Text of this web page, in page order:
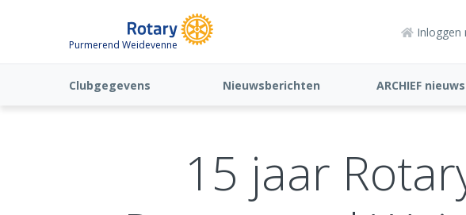
Purmerend Weidevenne
Inloggen
Clubgegevens Nieuwsberichten ARCHIEF nieuws
15 jaar